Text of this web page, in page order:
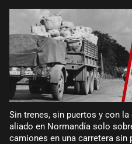
Sin trenes, sin puertos y con
aliado en Normandía solo
camiones en una carretera sin